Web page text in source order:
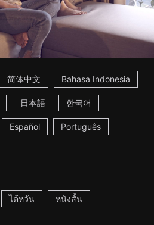
简体中文 Bahasa Indonesia
日本語 한국어
Español Português
ไต้หวัน หนังสั้น